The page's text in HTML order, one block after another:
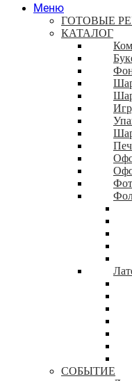
Меню
ГОТОВЫЕ
КАТАЛОГ
СОБЫТИЕ